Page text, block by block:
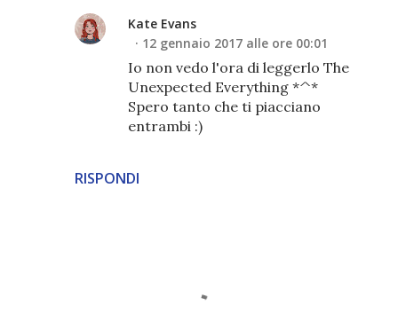
RISPONDI
Kate Evans
12 gennaio 2017 alle ore 00:01
Io non vedo l'ora di leggerlo The
Unexpected Everything *^*
Spero tanto che ti piacciano
entrambi :)